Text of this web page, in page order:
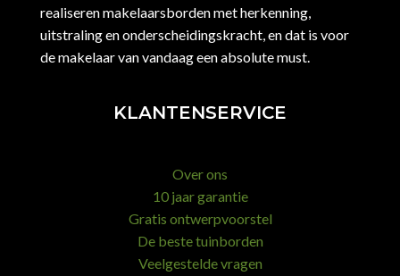
realiseren makelaarsborden met herkenning,
uitstraling en onderscheidingskracht, en dat is voor
de makelaar van vandaag een absolute must.
KLANTENSERVICE
Over ons
10 jaar garantie
Gratis ontwerpvoorstel
De beste tuinborden
Veelgestelde vragen